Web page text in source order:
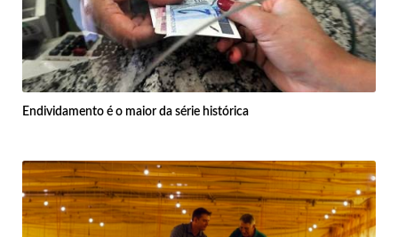
Endividamento é o maior da série histórica